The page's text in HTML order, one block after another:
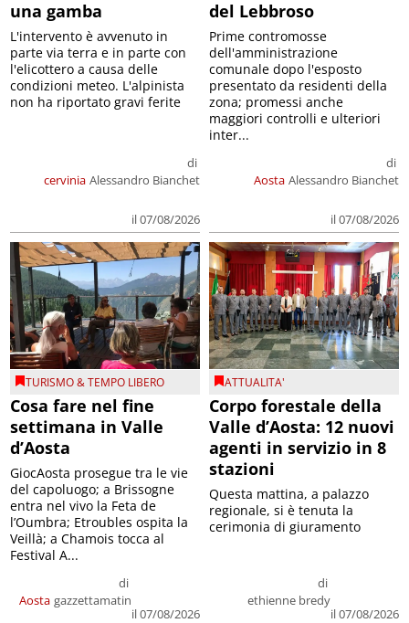
una gamba
cervinia
di
Alessandro Bianchet
il 07/08/2026
L'intervento è avvenuto in
parte via terra e in parte con
l'elicottero a causa delle
condizioni meteo. L'alpinista
non ha riportato gravi ferite
del Lebbroso
Aosta
di
Alessandro Bianchet
il 07/08/2026
Prime contromosse
dell'amministrazione
comunale dopo l'esposto
presentato da residenti della
zona; promessi anche
maggiori controlli e ulteriori
inter...
TURISMO & TEMPO LIBERO
Cosa fare nel fine
settimana in Valle
d’Aosta
Aosta
di
gazzettamatin
il 07/08/2026
GiocAosta prosegue tra le vie
del capoluogo; a Brissogne
entra nel vivo la Feta de
l’Oumbra; Etroubles ospita la
Veillà; a Chamois tocca al
Festival A...
ATTUALITA'
Corpo forestale della
Valle d’Aosta: 12 nuovi
agenti in servizio in 8
stazioni
di
ethienne bredy
il 07/08/2026
Questa mattina, a palazzo
regionale, si è tenuta la
cerimonia di giuramento